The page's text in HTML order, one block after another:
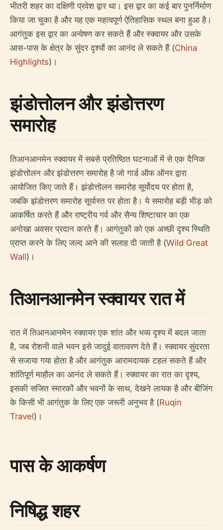
भीतरी शहर का दक्षिणी प्रवेश द्वार था। इस द्वार का कई बार पुनर्निर्माण
किया जा चुका है और यह एक महत्वपूर्ण ऐतिहासिक स्थल बना हुआ है।
आगंतुक इस द्वार का अन्वेषण कर सकते हैं और स्क्वायर और उसके
आस-पास के क्षेत्र के सुंदर दृश्यों का आनंद ले सकते हैं (China
Highlights)।
झंडोत्तोलन और झंडोत्तरण
समारोह
तिआनआनमेन स्क्वायर में सबसे प्रतिष्ठित घटनाओं में से एक दैनिक
झंडोत्तोलन और झंडोत्तरण समारोह है जो गार्ड ऑफ ऑनर द्वारा
आयोजित किए जाते हैं। झंडोत्तोलन समारोह सूर्योदय पर होता है,
जबकि झंडोत्तरण समारोह सूर्यास्त पर होता है। ये समारोह बड़ी भीड़ को
आकर्षित करते हैं और राष्ट्रीय गर्व और सैन्य शिष्टाचार का एक
अनोखा अवसर प्रदान करते हैं। आगंतुकों को एक अच्छी दृश्य स्थिति
प्राप्त करने के लिए जल्द आने की सलाह दी जाती है (Wild Great
Wall)।
तिआनआनमेन स्क्वायर रात में
रात में तिआनआनमेन स्क्वायर एक शांत और भव्य दृश्य में बदल जाता
है, जब रोशनी वाले भवन इसे जादुई वातावरण देते हैं। स्क्वायर सुंदरता
से सजाया गया होता है और आगंतुक आरामदायक टहल सकते हैं और
शांतिपूर्ण माहौल का आनंद ले सकते हैं। स्क्वायर का रात का दृश्य,
इसकी सजित स्मारकों और भवनों के साथ, देखने लायक है और बीजिंग
के किसी भी आगंतुक के लिए एक जरूरी अनुभव है (Ruqin
Travel)।
पास के आकर्षण
निषिद्ध शहर